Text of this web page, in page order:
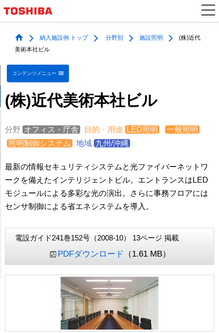
納入施設例 トップ 分野別 施設照明
(株)近代
美術本社ビル
コンテンツメニュー
(株)近代美術本社ビル
分野 オフィス・庁舎 目的・用途 LED照明
一般照明
照明制御システム
地域 九州/沖縄
最新の情報セキュリティシステムと光ファイバーネットワ
ークを備えたインテリジェントビル。エントランスはLED
モジュールによる多彩な光の演出。さらに事務フロアには
センサ制御による省エネシステムを導入。
電設ガイド241巻152号（2008-10） 13ページ 掲載
PDFダウンロード （1.61 MB）